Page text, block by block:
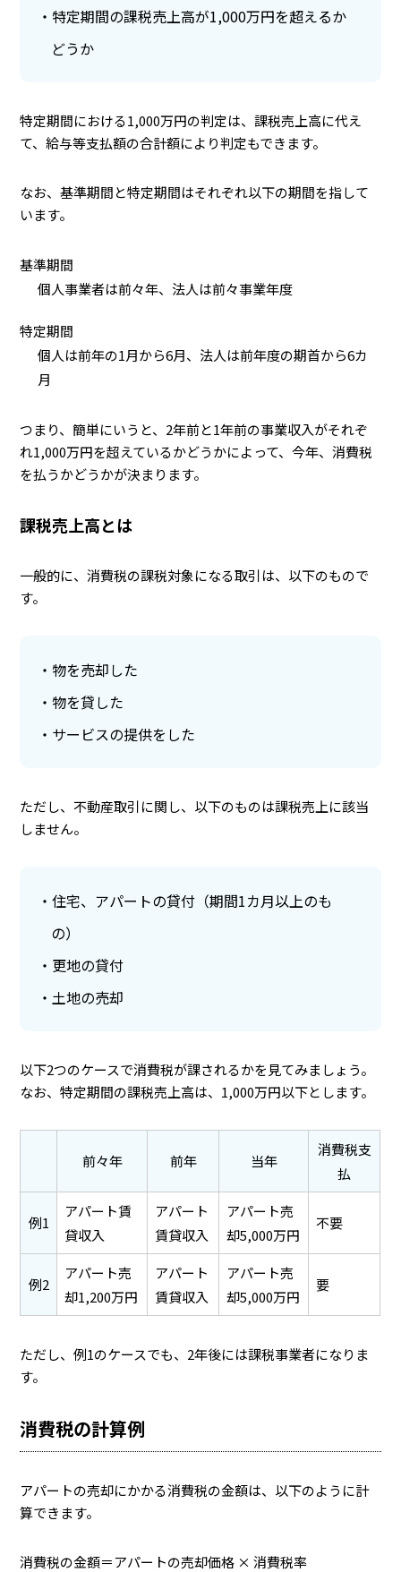
特定期間の課税売上高が1,000万円を超えるか
どうか
特定期間における1,000万円の判定は、課税売上高に代え
て、給与等支払額の合計額により判定もできます。
なお、基準期間と特定期間はそれぞれ以下の期間を指して
います。
基準期間
個人事業者は前々年、法人は前々事業年度
特定期間
個人は前年の1月から6月、法人は前年度の期首から6カ
月
つまり、簡単にいうと、2年前と1年前の事業収入がそれぞ
れ1,000万円を超えているかどうかによって、今年、消費税
を払うかどうかが決まります。
課税売上高とは
一般的に、消費税の課税対象になる取引は、以下のもので
す。
物を売却した
物を貸した
サービスの提供をした
ただし、不動産取引に関し、以下のものは課税売上に該当
しません。
住宅、アパートの貸付（期間1カ月以上のも
の）
更地の貸付
土地の売却
以下2つのケースで消費税が課されるかを見てみましょう。
なお、特定期間の課税売上高は、1,000万円以下とします。
前々年 前年 当年
消費税支
払
例1
アパート賃
貸収入
アパート
賃貸収入
アパート売
却5,000万円
不要
例2
アパート売
却1,200万円
アパート
賃貸収入
アパート売
却5,000万円
要
ただし、例1のケースでも、2年後には課税事業者になりま
す。
消費税の計算例
アパートの売却にかかる消費税の金額は、以下のように計
算できます。
消費税の金額＝アパートの売却価格 × 消費税率